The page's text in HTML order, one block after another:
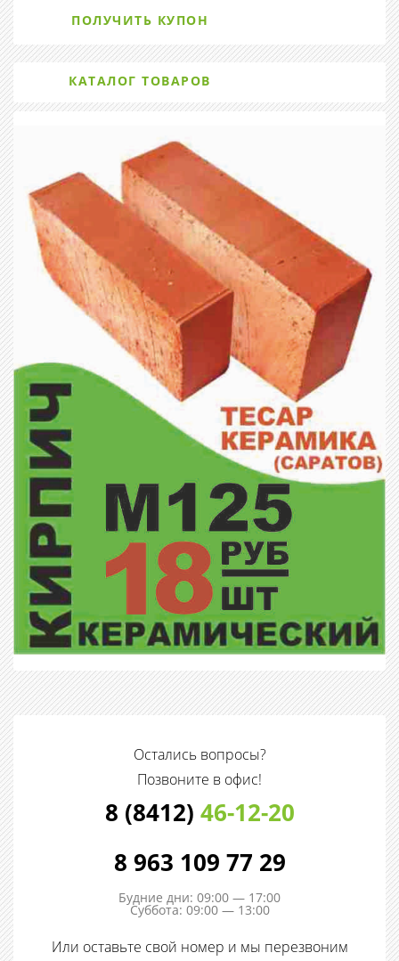
ПОЛУЧИТЬ КУПОН
КАТАЛОГ ТОВАРОВ
Остались вопросы?
Позвоните в офис!
8 (8412) 46-12-20
8 963 109 77 29
Будние дни: 09:00 — 17:00
Суббота: 09:00 — 13:00
Или оставьте свой номер и мы перезвоним